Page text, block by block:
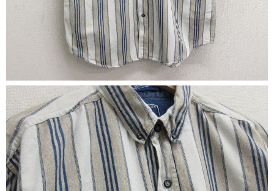
Tシャツ XS S M L XL
W30以下 W31,W32 W33,W34
W35,W36 W37以上
Search by Maniacマニアックから探す
バンド
Tシャツ
アニメ
Tシャツ
映画
Tシャツ
USA製
ボロ ミリタリー